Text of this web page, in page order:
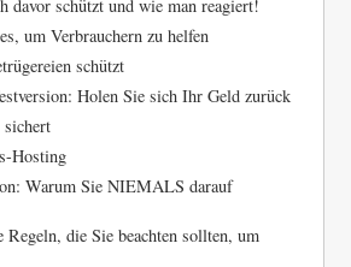
davor schützt und wie man reagiert!
um Verbrauchern zu helfen
schützt
Holen Sie sich Ihr Geld zurück
sichert
Hosting
Warum Sie NIEMALS darauf
die Sie beachten sollten, um